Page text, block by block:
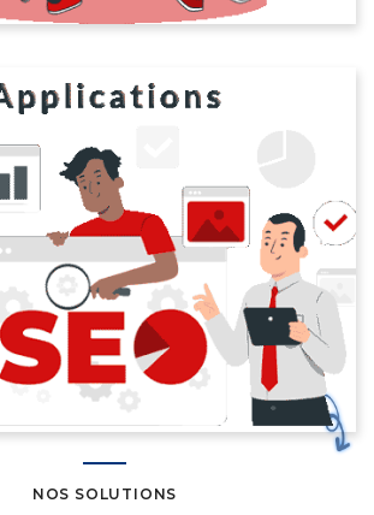
NOS SOLUTIONS